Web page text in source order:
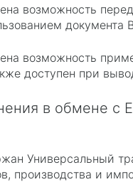
возможность
возможность
доступен при
в обмене с
Универсальный
производства и